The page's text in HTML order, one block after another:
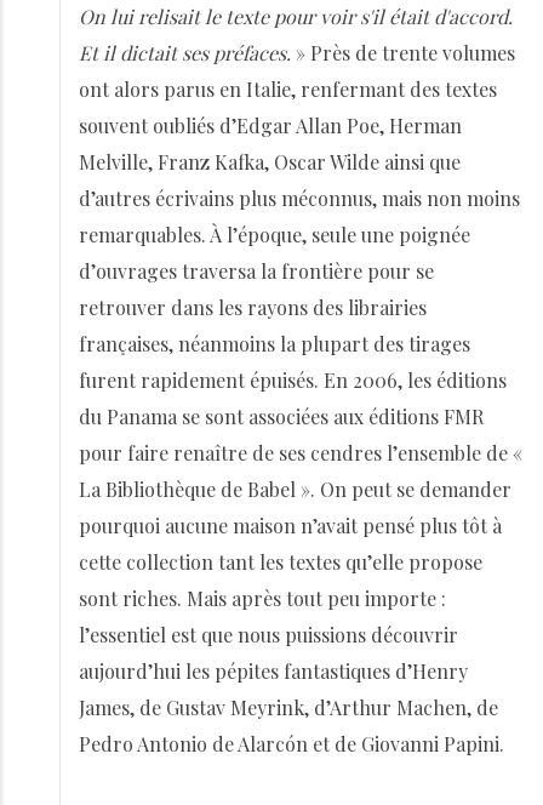
On lui relisait le texte pour voir s'il était d'accord.
Et il dictait ses préfaces. » Près de trente volumes
ont alors parus en Italie, renfermant des textes
souvent oubliés d’Edgar Allan Poe, Herman
Melville, Franz Kafka, Oscar Wilde ainsi que
d’autres écrivains plus méconnus, mais non moins
remarquables. À l’époque, seule une poignée
d’ouvrages traversa la frontière pour se
retrouver dans les rayons des librairies
françaises, néanmoins la plupart des tirages
furent rapidement épuisés. En 2006, les éditions
du Panama se sont associées aux éditions FMR
pour faire renaître de ses cendres l’ensemble de «
La Bibliothèque de Babel ». On peut se demander
pourquoi aucune maison n’avait pensé plus tôt à
cette collection tant les textes qu’elle propose
sont riches. Mais après tout peu importe :
l’essentiel est que nous puissions découvrir
aujourd’hui les pépites fantastiques d’Henry
James, de Gustav Meyrink, d’Arthur Machen, de
Pedro Antonio de Alarcón et de Giovanni Papini.